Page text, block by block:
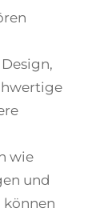
wie
und